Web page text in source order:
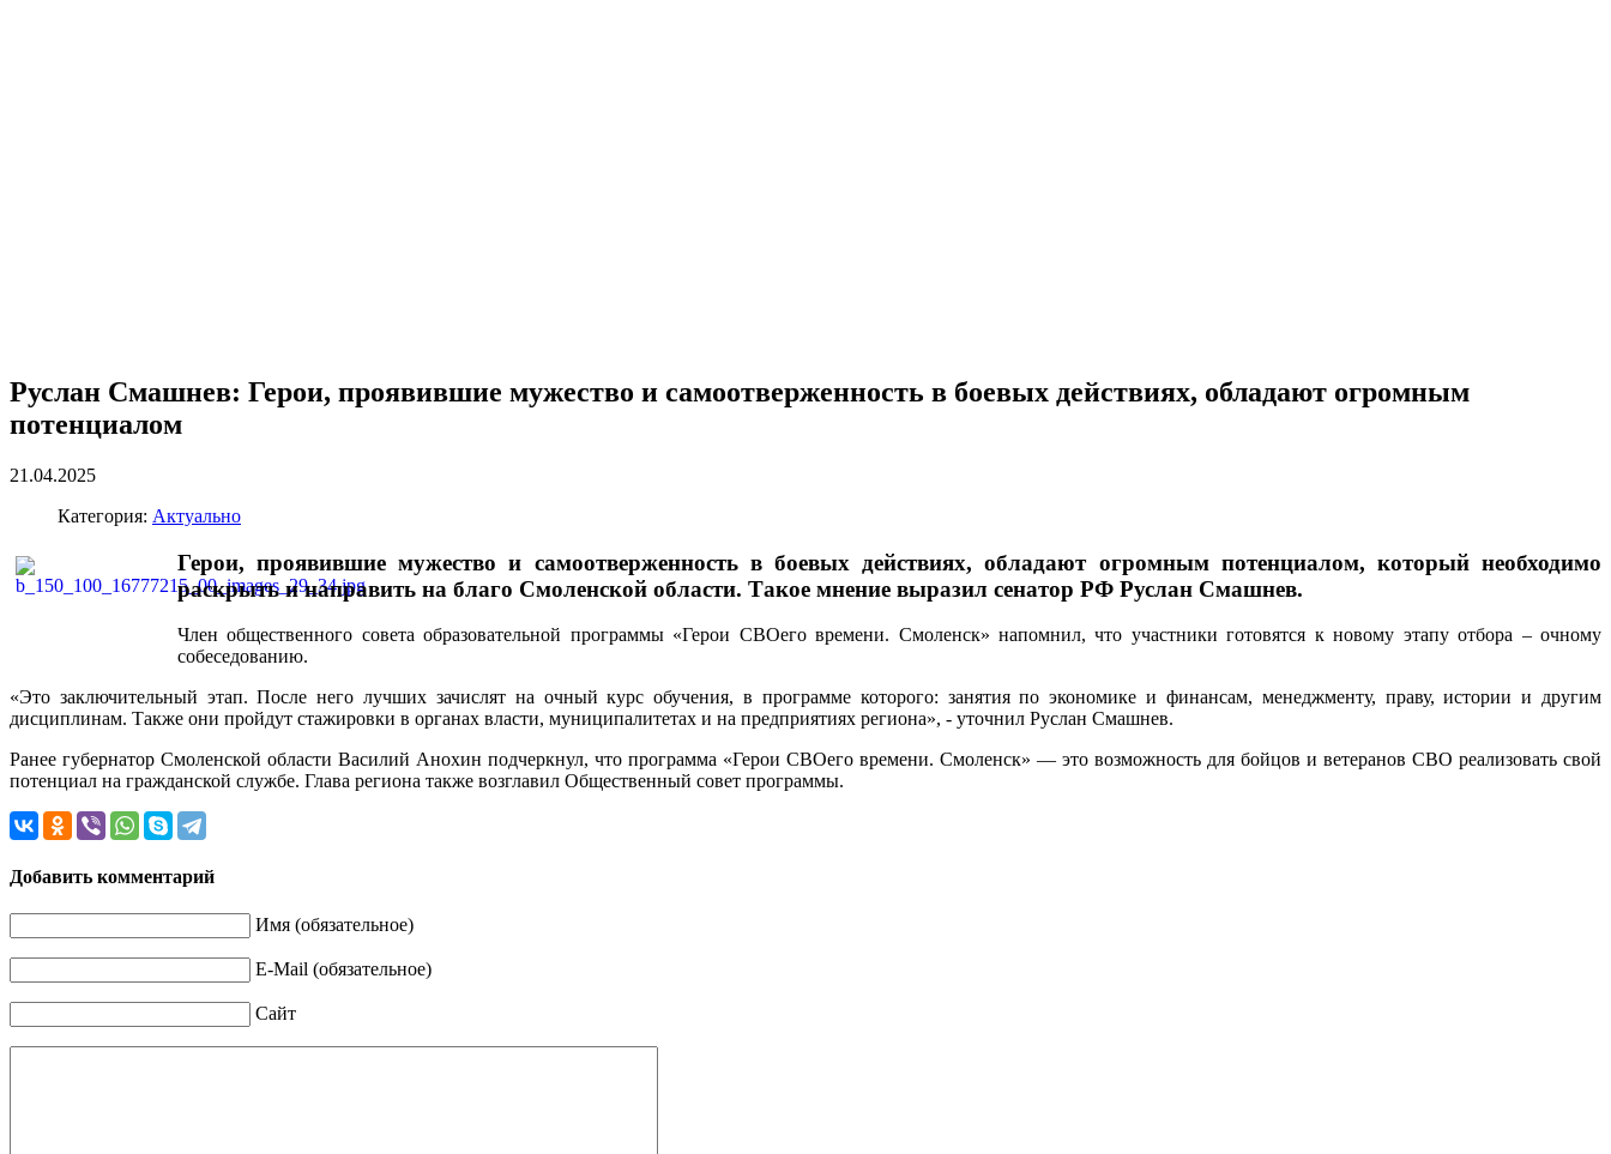
Руслан Смашнев: Герои, проявившие мужество и самоотверженность в боевых действиях, обладают огромным
потенциалом
21.04.2025
Категория: Актуально
Герои, проявившие мужество и самоотверженность в боевых действиях, обладают огромным потенциалом, который необходимо
раскрыть и направить на благо Смоленской области. Такое мнение выразил сенатор РФ Руслан Смашнев.
Член общественного совета образовательной программы «Герои СВОего времени. Смоленск» напомнил, что участники готовятся к новому этапу отбора – очному
собеседованию.
«Это заключительный этап. После него лучших зачислят на очный курс обучения, в программе которого: занятия по экономике и финансам, менеджменту, праву, истории и другим
дисциплинам. Также они пройдут стажировки в органах власти, муниципалитетах и на предприятиях региона», - уточнил Руслан Смашнев.
Ранее губернатор Смоленской области Василий Анохин подчеркнул, что программа «Герои СВОего времени. Смоленск» — это возможность для бойцов и ветеранов СВО реализовать свой
потенциал на гражданской службе. Глава региона также возглавил Общественный совет программы.
Добавить комментарий
Имя (обязательное)
E-Mail (обязательное)
Сайт